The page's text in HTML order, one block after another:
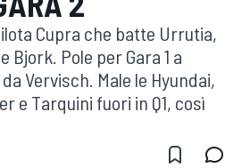
Cupra che batte Urrutia,
Bjork. Pole per Gara 1 a
Vervisch. Male le Hyundai,
e Tarquini fuori in Q1, così